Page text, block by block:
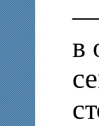
—
в